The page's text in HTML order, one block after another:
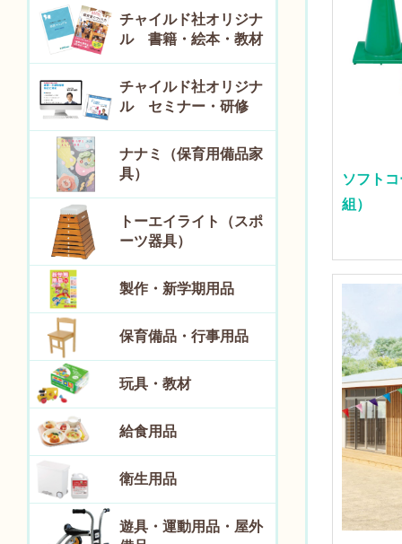
ソフト
組）
チャイルド社オリジナ
ル 書籍・絵本・教材
チャイルド社オリジナ
ル セミナー・研修
ナナミ（保育用備品家
具）
トーエイライト（スポ
ーツ器具）
製作・新学期用品
保育備品・行事用品
玩具・教材
給食用品
衛生用品
遊具・運動用品・屋外